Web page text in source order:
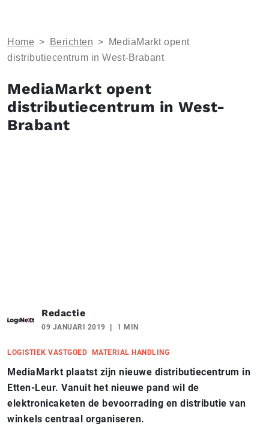
Home > Berichten >
MediaMarkt opent
distributiecentrum in West-Brabant
MediaMarkt opent
distributiecentrum in West-
Brabant
Redactie
09 JANUARI 2019 1 MIN
LOGISTIEK VASTGOED MATERIAL HANDLING
MediaMarkt plaatst zijn nieuwe distributiecentrum in
Etten-Leur. Vanuit het nieuwe pand wil de
elektronicaketen de bevoorrading en distributie van
winkels centraal organiseren.